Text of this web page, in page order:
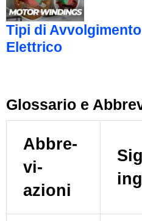
Tipi di
Elettrico
Glossario e
Abbre­
vi­
azioni